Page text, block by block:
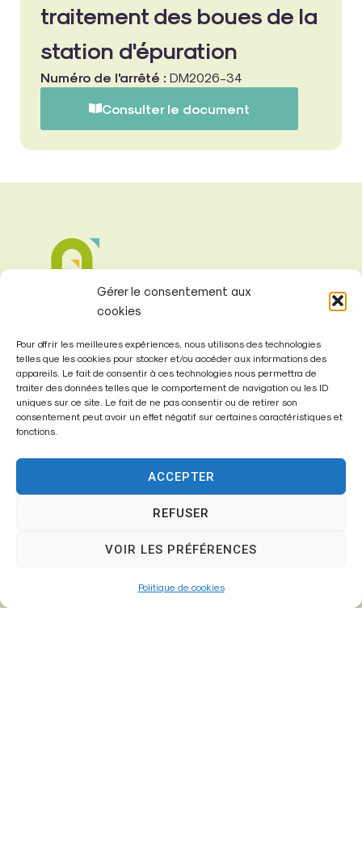
Gérer le consentement aux
cookies
Pour offrir les meilleures expériences, nous utilisons des technologies
telles que les cookies pour stocker et/ou accéder aux informations des
appareils. Le fait de consentir à ces technologies nous permettra de
traiter des données telles que le comportement de navigation ou les ID
uniques sur ce site. Le fait de ne pas consentir ou de retirer son
consentement peut avoir un effet négatif sur certaines caractéristiques et
fonctions.
ACCEPTER
REFUSER
VOIR LES PRÉFÉRENCES
Politique de cookies
traitement des boues de la
station d'épuration
Numéro de l'arrêté : DM2026-34
Consulter le document
Mairie de
Fontenay-Trésigny
Mairie,
26 Av. du Général de Gaulle
77610 – Fontenay-Trésigny